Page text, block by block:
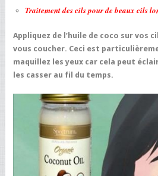
Traitement des cils pour de beaux cils
Appliquez de l’huile de coco sur vos
vous coucher. Ceci est
maquillez les yeux car cela peut
les casser au fil du temps.